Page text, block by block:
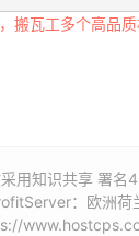
，搬瓦工多个高品
用知识共享 署名
：欧洲荷